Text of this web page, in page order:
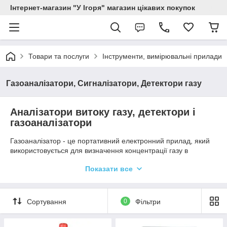
Інтернет-магазин "У Ігоря" магазин цікавих покупок
Товари та послуги Інструменти, вимірювальні прилади
Газоаналізатори, Сигналізатори, Детектори газу
Аналізатори витоку газу, детектори і
газоаналізатори
Газоаналізатор - це портативний електронний прилад, який
використовується для визначення концентрації газу в
Основне завдання пристрою - підвищити безпеку, якість та
визначати наявність витоку
, зупиняти викиди і не
допускати перевищення допустимого рівня концентрації газів
у повітрі. Газоаналізатори працюють на основі сучасних
Показати все
Сортування 0 Фільтри